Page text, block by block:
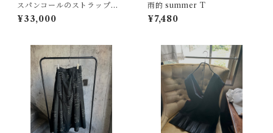
スパンコールのストラップシ
ューズ
¥33,000
雨的 summer T
¥7,480